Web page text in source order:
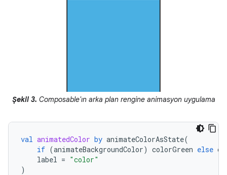
Şekil 3. Composable'ın arka plan rengine animasyon uygulama
val animatedColor by animateColorAsState(
if (animateBackgroundColor) colorGreen else
label = "color"
)